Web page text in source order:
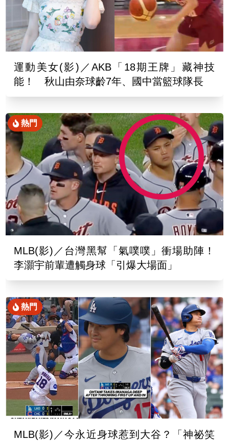
運動美女(影)／AKB「18期王牌」藏神技
能！ 秋山由奈球齡7年、國中當籃球隊長
熱門
MLB(影)／台灣黑幫「氣噗噗」衝場助陣！
李灝宇前輩遭觸身球「引爆大場面」
熱門
MLB(影)／今永近身球惹到大谷？「神祕笑